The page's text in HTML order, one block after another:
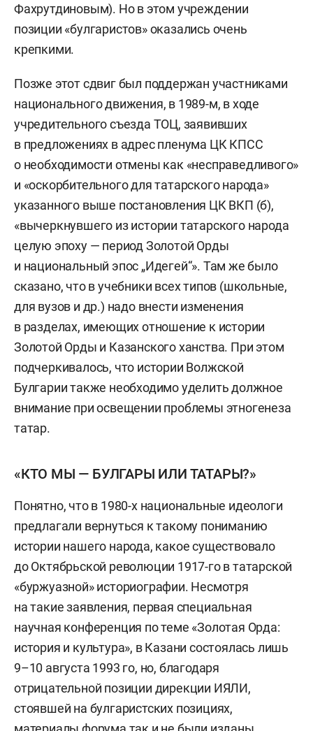
Фахрутдиновым). Но в этом учреждении
позиции «булгаристов» оказались очень
крепкими.
Позже этот сдвиг был поддержан участниками
национального движения, в 1989-м, в ходе
учредительного съезда ТОЦ, заявивших
в предложениях в адрес пленума ЦК КПСС
о необходимости отмены как «несправедливого»
и «оскорбительного для татарского народа»
указанного выше постановления ЦК ВКП (б),
«вычеркнувшего из истории татарского народа
целую эпоху — период Золотой Орды
и национальный эпос „Идегей“». Там же было
сказано, что в учебники всех типов (школьные,
для вузов и др.) надо внести изменения
в разделах, имеющих отношение к истории
Золотой Орды и Казанского ханства. При этом
подчеркивалось, что истории Волжской
Булгарии также необходимо уделить должное
внимание при освещении проблемы этногенеза
татар.
«КТО МЫ — БУЛГАРЫ ИЛИ ТАТАРЫ?»
Понятно, что в 1980-х национальные идеологи
предлагали вернуться к такому пониманию
истории нашего народа, какое существовало
до Октябрьской революции 1917-го в татарской
«буржуазной» историографии. Несмотря
на такие заявления, первая специальная
научная конференция по теме «Золотая Орда:
история и культура», в Казани состоялась лишь
9–10 августа 1993 го, но, благодаря
отрицательной позиции дирекции ИЯЛИ,
стоявшей на булгаристских позициях,